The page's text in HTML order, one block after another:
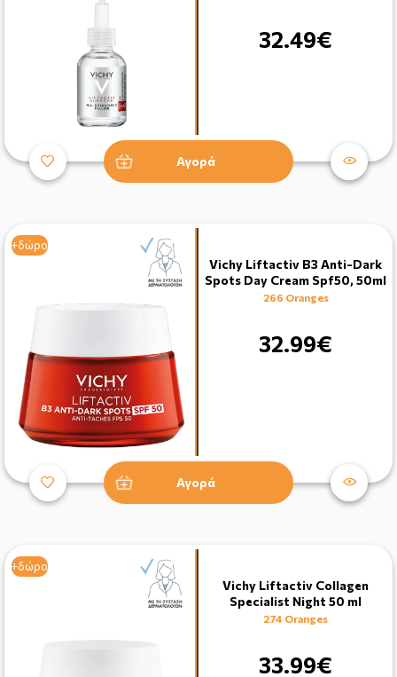
32.49€
Αγορά
+δώρο
Vichy Liftactiv B3 Anti-Dark
Spots Day Cream Spf50, 50ml
266 Oranges
32.99€
Αγορά
+δώρο
Vichy Liftactiv Collagen
Specialist Night 50 ml
274 Oranges
33.99€